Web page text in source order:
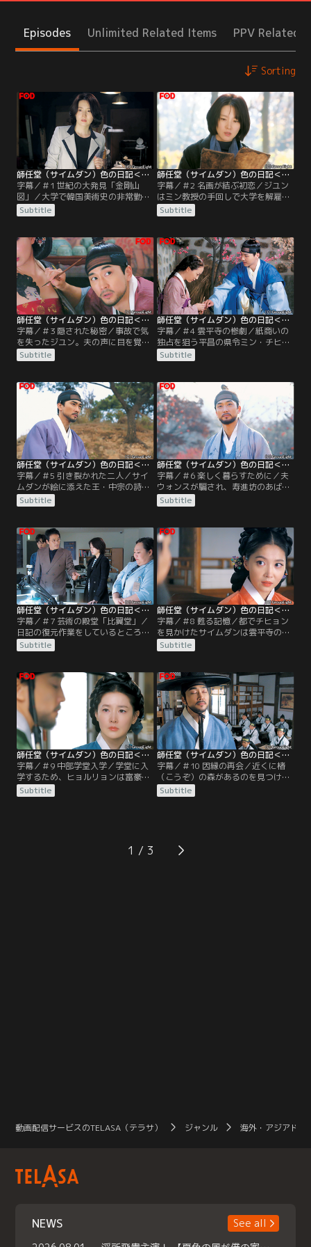
Episodes Unlimited Related Items PPV Related
Sorting
師任堂（サイムダン）色の日記＜完全版＞ ＃01／字幕
字幕／＃1 世紀の大発見「金剛山
図」／大学で韓国美術史の非常勤講
師をしているソ・ジユンは教授任命
を目前に控え、充実した毎日を送っ
われる「金剛山図」の真偽を巡っ
て、指導教授ミン・ジョンハクの怒
りを買ってしまう。さらに投資会社
を経営する夫が仕事のトラブルに巻
き込まれて失踪。
Subtitle
師任堂（サイムダン）色の日記＜完全版＞ ＃02／字幕
字幕／＃2 名画が結ぶ初恋／ジユン
はミン教授の手回しで大学を解雇さ
れてしまう。イタリアで偶然入手し
た漢文の日記に“金剛山図”と書かれ
博物館に勤める親友ヘジョンを訪ね
る。--時は変わり、朝鮮時代。好奇
心旺盛な少女シン・サイムダンは
「金剛山図」を一目見ようと絵を所
有する家に忍び込むが…。
Subtitle
師任堂（サイムダン）色の日記＜完全版＞ ＃03／字幕
字幕／＃3 隠された秘密／事故で気
を失ったジユン。夫の声に目を覚ま
した彼女は、今見たリアルな朝鮮時
代の夢に呆然とする。それは日記の
剛山図の謎が隠されていると確信し
たジユンは漢文の読める後輩サンヒ
ョンの助けを借りて解読を進める。
一方、朝鮮時代。ギョムの結婚話を
知った王・中宗は湯治のついでにギ
ョムのもとに立ち寄る。
Subtitle
師任堂（サイムダン）色の日記＜完全版＞ ＃04／字幕
字幕／＃4 雲平寺の惨劇／紙商いの
独占を狙う平昌の県令ミン・チヒョ
ンは領議政を抱き込み、高麗紙を作
る雲平寺に金儲けを持ちかける。同
ある絵に書かれた詩を見て錯乱、絵
を持っていた流民の子を殺してしま
う。ミンはその場の混乱を収めるた
め、皆殺しを命令。一部始終を草陰
から見ていたサイムダンは絵と詩を
描いたのは自分だと…。
Subtitle
師任堂（サイムダン）色の日記＜完全版＞ ＃05／字幕
字幕／＃5 引き裂かれた二人／サイ
ムダンが絵に添えた王・中宗の詩は
思わぬ波紋を呼ぶ。政争を恐れた中
宗は詩を贈った元官僚たちを始末
ろと命令。事情を知ったサイムダン
は涙ながらに彼女を慕うイ・ウォン
スと婚礼を挙げる。ギョムは自分が
知らない間にサイムダンが他の男と
婚礼を挙げたことを知り、ただ茫然
とする他なかった。
Subtitle
師任堂（サイムダン）色の日記＜完全版＞ ＃06／字幕
字幕／＃6 楽しく暮らすために／夫
ウォンスが騙され、寿進坊のあばら
家に住まいを決めたサイムダン。そ
れを知ったギョムは居ても立っても
貧しい暮らしをなじる。しかしサイ
ムダンはむしろ無為に生きるギョム
が悲しかった。子どもたちと住みや
すい家を作り上げていくサイムダ
ン。そんな彼女を遠くから見つめる
ギョム。
Subtitle
師任堂（サイムダン）色の日記＜完全版＞ ＃07／字幕
字幕／＃7 芸術の殿堂「比翼堂」／
日記の復元作業をしているところに
現れたミン教授はジユンに探りを入
れる。そして夫ミンソクは自分を陥
ャラリーに忍び込むが…。一方、朝
鮮時代。復活したギョムの絵が評判
となり、中宗は朝鮮の芸術振興をギ
ョムに任せることに。手狭な安国坊
から寿進坊の屋敷に移ったギョムは
その場所を…。
Subtitle
師任堂（サイムダン）色の日記＜完全版＞ ＃08／字幕
字幕／＃8 甦る記憶／都でチヒョン
を見かけたサイムダンは雲平寺の記
憶に恐れおののく。彼女はチヒョン
に気を付けるよう、匿名でギョムに
を暴くよう中宗からも密命を受けて
いたギョムは彼が営む紙物店を探っ
ていた。その頃、貧しさ故に学堂に
通えないサイムダンの次男ヒョルリ
ョンの才能を惜しんだペク講師がサ
イムダンを訪ねていた。
Subtitle
師任堂（サイムダン）色の日記＜完全版＞ ＃09／字幕
字幕／＃9 中部学堂入学／学堂に入
学するため、ヒョルリョンは富豪の
息子テリョンと対決することに。チ
ヒョンからテリョンを必ず入学させ
妙案によって二人とも入学が許可さ
れる。この采配に不満を抱く姉母会
Subtitle
師任堂（サイムダン）色の日記＜完全版＞ ＃10／字幕
字幕／＃10 因縁の再会／近くに楮
（こうぞ）の森があるのを見つけ、
紙作りを始めるサイムダン。その
頃、学堂ではギョムの型破りな指導
いることや、彼女が正室ではないこ
とを突き止める。サイムダンを陥れ
Subtitle
1
動画配信サービスのTELASA（テラサ） ジャンル 海外・アジアドラ
NEWS
See all